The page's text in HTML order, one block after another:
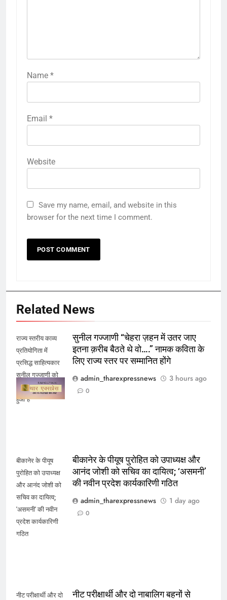
Name *
Email *
Website
Save my name, email, and website in this
browser for the next time I comment.
Related News
राज्य स्तरीय काव्य
प्रतियोगिता में
प्रसिद्ध साहित्यकार
सुनील गज्जाणी को
प्रथम स्थान प्राप्त
हुआ है
सुनील गज्जाणी “चेहरा ज़हन में उतर जाए
इतना क़रीब बैठते थे वो….” नामक कविता के
लिए राज्य स्तर पर सम्मानित होंगे
admin_tharexpressnews
3 hours ago
0
बीकानेर के पीयूष
पुरोहित को उपाध्यक्ष
और आनंद जोशी को
सचिव का दायित्व;
'असमनी' की नवीन
प्रदेश कार्यकारिणी
गठित
बीकानेर के पीयूष पुरोहित को उपाध्यक्ष और
आनंद जोशी को सचिव का दायित्व; ‘असमनी’
की नवीन प्रदेश कार्यकारिणी गठित
admin_tharexpressnews
1 day ago
0
नीट परीक्षार्थी और दो
नीट परीक्षार्थी और दो नाबालिग बहनों से